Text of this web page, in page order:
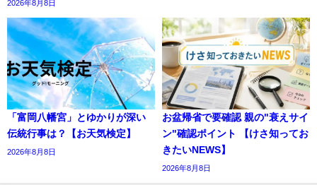
2026年8月8日
「富岡八幡宮」とゆかりが深い
伝統行事は？【お天気検定】
2026年8月8日
お盆帰省で要確認 親の"衰えサイ
ン"確認ポイント 【けさ知ってお
きたいNEWS】
2026年8月8日